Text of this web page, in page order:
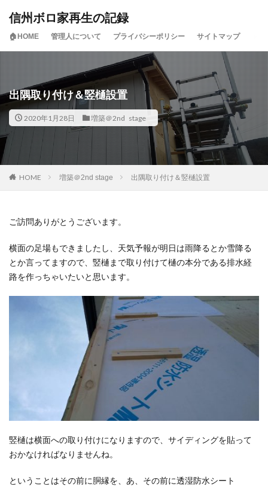
信州ボロ家再生の記録
🏠HOME 管理人について プライバシーポリシー サイトマップ
出隅取り付け＆竪樋設置
2020年1月28日 増築＠2nd stage
HOME 増築＠2nd stage 出隅取り付け＆竪樋設置
ご訪問ありがとうございます。
横面の足場もできましたし、天気予報が明日は雨降るとか雪降る
とか言ってますので、竪樋まで取り付けて樋の本分である排水経
路を作っちゃいたいと思います。
竪樋は横面への取り付けになりますので、サイディングを貼って
おかなければなりませんね。
ということはその前に胴縁を、あ、その前に透湿防水シート